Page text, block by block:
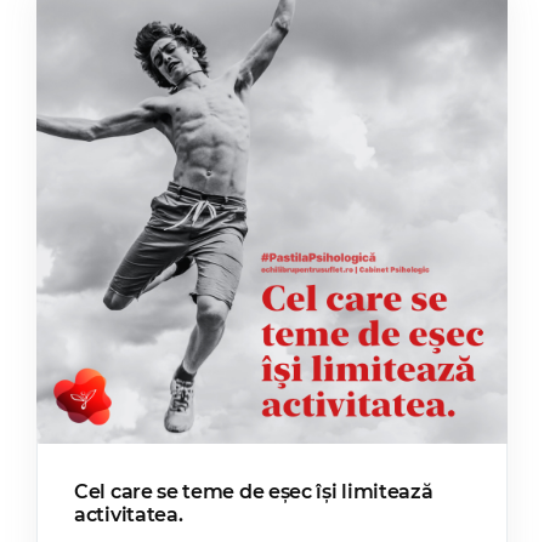
Cel care se teme de eșec își limitează
activitatea.